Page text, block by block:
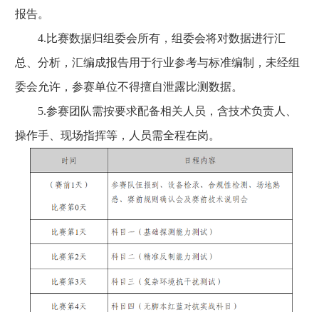
报告。
4.比赛数据归组委会所有，组委会将对数据进行汇
总、分析，汇编成报告用于行业参考与标准编制，未经组
委会允许，参赛单位不得擅自泄露比测数据。
5.参赛团队需按要求配备相关人员，含技术负责人、
操作手、现场指挥等，人员需全程在岗。